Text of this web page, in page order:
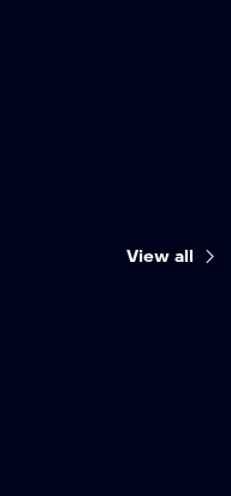
View all